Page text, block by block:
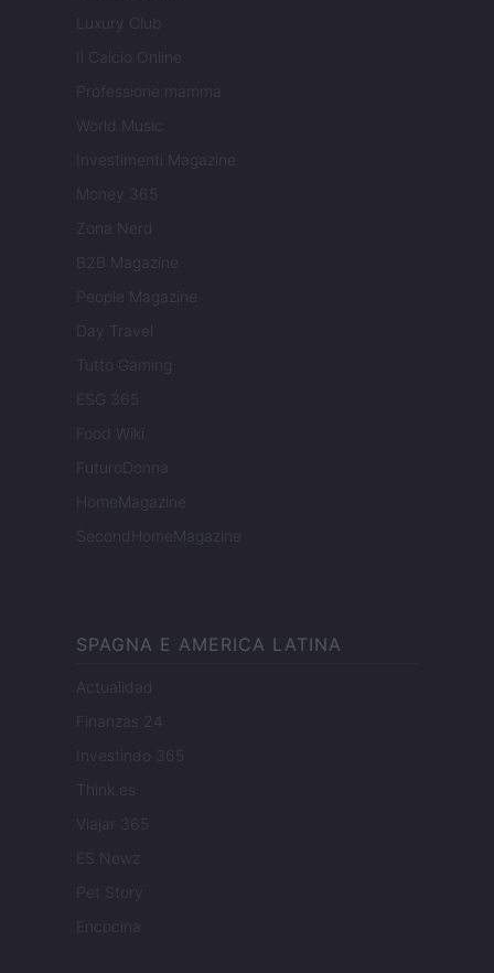
Luxury Club
Il Calcio Online
Professione mamma
World Music
Investimenti Magazine
Money 365
Zona Nerd
B2B Magazine
People Magazine
Day Travel
Tutto Gaming
ESG 365
Food Wiki
FuturoDonna
HomeMagazine
SecondHomeMagazine
SPAGNA E AMERICA LATINA
Actualidad
Finanzas 24
Investindo 365
Think.es
Viajar 365
ES Newz
Pet Story
Encocina